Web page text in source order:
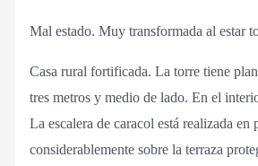
Mal estado. Muy transformada al estar
Casa rural fortificada. La torre tiene
tres metros y medio de lado. En el
La escalera de caracol está realizada en
considerablemente sobre la terraza